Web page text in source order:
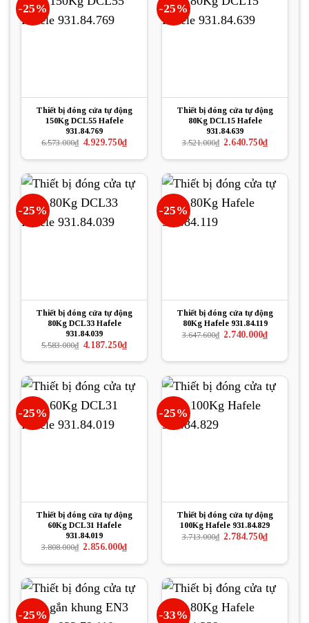
-25%
Thiết bị đóng cửa tự động
150Kg DCL55 Hafele
931.84.769
6.573.000₫ Giá
là:
4.929.750₫Giá
hiện
tại
4.929.750₫.
-25%
Thiết bị đóng cửa tự động
80Kg DCL15 Hafele
931.84.639
3.521.000₫ Giá
là:
2.640.750₫Giá
hiện
tại
2.640.750₫.
-25%
Thiết bị đóng cửa tự động
80Kg DCL33 Hafele
931.84.039
5.583.000₫ Giá
là:
4.187.250₫Giá
hiện
tại
4.187.250₫.
-25%
Thiết bị đóng cửa tự động
80Kg Hafele 931.84.119
3.647.600₫ Giá
2.740.000₫Giá
hiện
-25%
Thiết bị đóng cửa tự động
60Kg DCL31 Hafele
931.84.019
3.808.000₫ Giá
là:
2.856.000₫Giá
hiện
tại
2.856.000₫.
-25%
Thiết bị đóng cửa tự động
100Kg Hafele 931.84.829
3.713.000₫ Giá
2.784.750₫Giá
hiện
-25% -33%